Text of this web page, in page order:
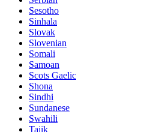
Sesotho
Sinhala
Slovak
Slovenian
Somali
Samoan
Scots Gaelic
Shona
Sindhi
Sundanese
Swahili
Tajik